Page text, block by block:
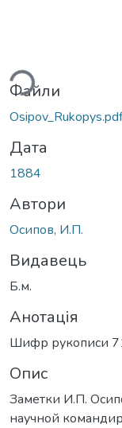
Файли
Дата
1884
Автори
Осипов, И.П.
Видавець
Б.м.
Анотація
Шифр рукописи
Опис
Заметки И.П.
научной